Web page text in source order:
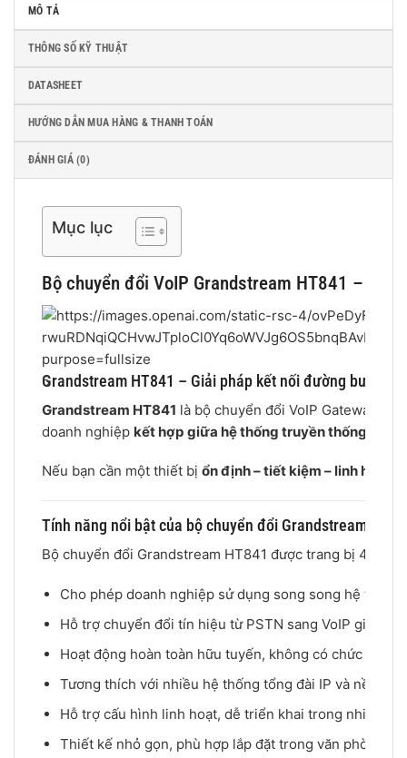
MÔ TẢ
THÔNG SỐ KỸ THUẬT
DATASHEET
HƯỚNG DẪN MUA HÀNG & THANH TOÁN
ĐÁNH GIÁ (0)
Mục lục
Bộ chuyển đổi VoIP Grandstream HT841 – 4
5
Grandstream HT841 – Giải pháp kết nối đường bưu
Grandstream HT841 là bộ chuyển đổi VoIP Gateway
doanh nghiệp kết hợp giữa hệ thống truyền thống và
Nếu bạn cần một thiết bị ổn định – tiết kiệm – linh hoạt –
Tính năng nổi bật của bộ chuyển đổi Grandstream
Bộ chuyển đổi Grandstream HT841 được trang bị 4
Cho phép doanh nghiệp sử dụng song song hệ
Hỗ trợ chuyển đổi tín hiệu từ PSTN sang VoIP giúp
Hoạt động hoàn toàn hữu tuyến, không có chức
Tương thích với nhiều hệ thống tổng đài IP và nền
Hỗ trợ cấu hình linh hoạt, dễ triển khai trong nhiều
Thiết kế nhỏ gọn, phù hợp lắp đặt trong văn phòng